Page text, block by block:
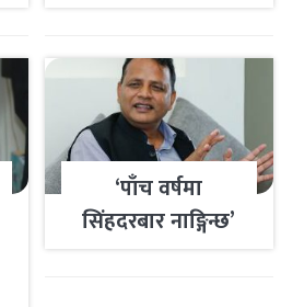
‘पाँच वर्षमा
सिंहदरबार नाङ्गिन्छ’